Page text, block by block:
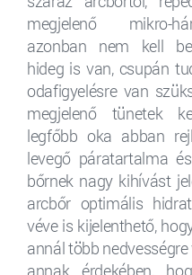
megjelenő mikro-
azonban nem kell
hideg is van, csupán
odafigyelésre van
megjelenő tünetek
legfőbb oka abban
levegő páratartalma
bőrnek nagy kihívást
arcbőr optimális
véve is kijelenthető,
annál több
annak érdekében,